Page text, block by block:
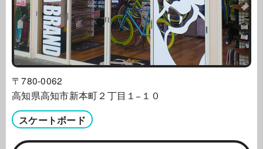
〒780-0062
高知県高知市新本町２丁目１−１０
スケートボード